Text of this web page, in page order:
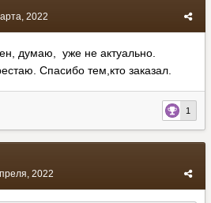
2022
думаю, уже не актуально.
Спасибо тем,кто заказал.
1
2022